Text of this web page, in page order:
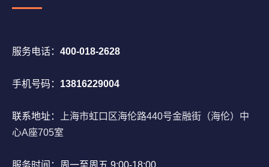
服务电话： 400-018-2628
手机号码： 13816229004
联系地址：
上海市虹口区海伦路440号金融街（海伦）中
心A座705室
服务时间：周一至周五 9:00-18:00